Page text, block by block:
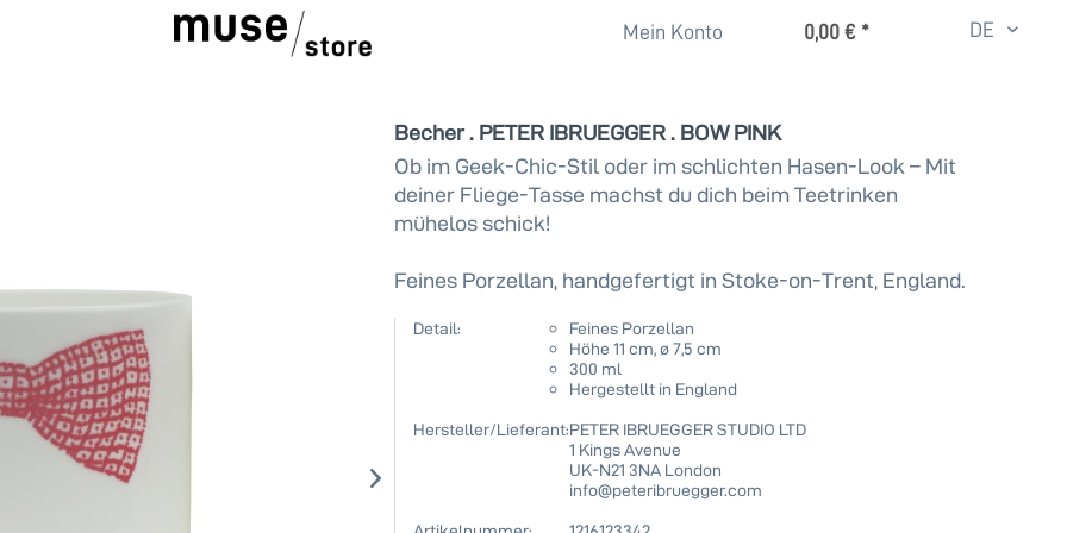
Mein Konto 0,00 € * DE
Becher . PETER IBRUEGGER . BOW PINK
Ob im Geek-Chic-Stil oder im schlichten Hasen-Look – Mit
deiner Fliege-Tasse machst du dich beim Teetrinken
mühelos schick!
Feines Porzellan, handgefertigt in Stoke-on-Trent, England.
Detail:
Feines Porzellan
Höhe 11 cm, ø 7,5 cm
300 ml
Hergestellt in England
Hersteller/Lieferant:PETER IBRUEGGER STUDIO LTD
1 Kings Avenue
UK-N21 3NA London
info@peteribruegger.com